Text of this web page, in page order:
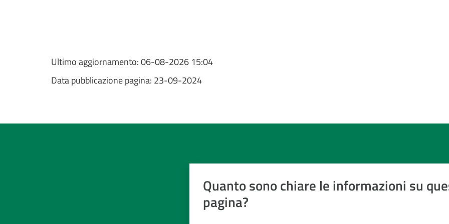
Ultimo aggiornamento:06-08-2026 15:04
Data pubblicazione pagina: 23-09-2024
Quanto sono chiare le informazioni su
pagina?